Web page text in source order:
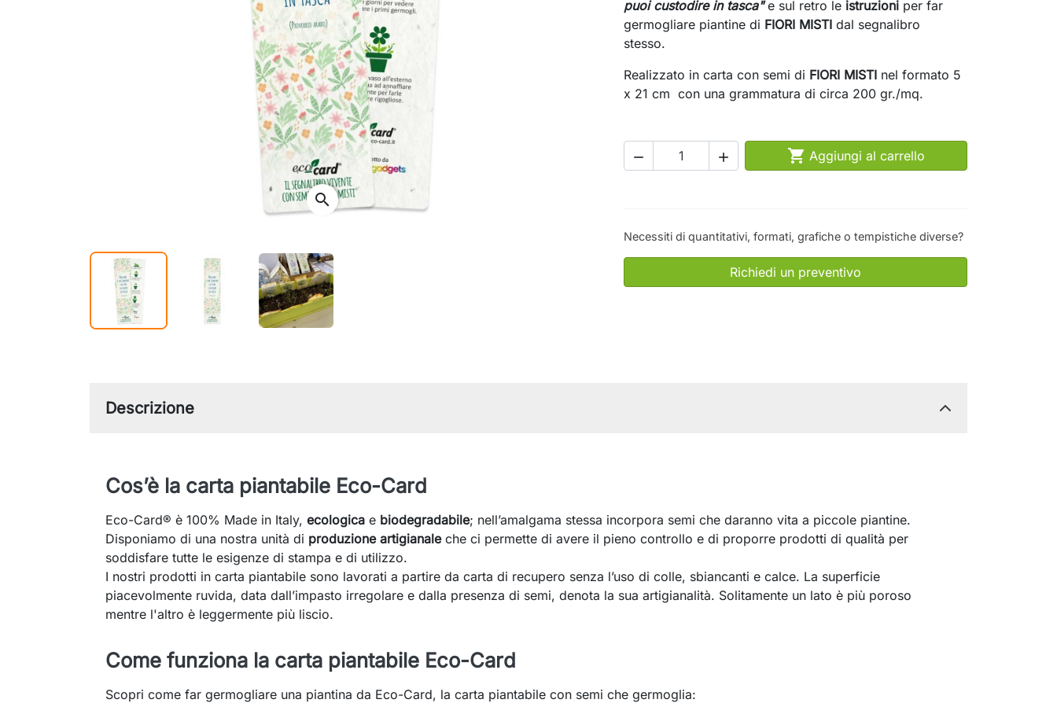
puoi custodire in tasca"e sul retro le istruzioni per far
germogliare piantine di FIORI MISTI dal segnalibro
stesso.
Realizzato in carta con semi di FIORI MISTI nel formato 5
x 21 cm con una grammatura di circa 200 gr./mq.
   Aggiungi al carrello
Necessiti di quantitativi, formati, grafiche o tempistiche diverse?
Richiedi un preventivo
Descrizione
Cos’è la carta piantabile Eco-Card
Eco-Card® è 100% Made in Italy, ecologica e biodegradabile; nell’amalgama stessa incorpora semi che daranno vita a piccole piantine.
Disponiamo di una nostra unità di produzione artigianaleche ci permette di avere il pieno controllo e di proporre prodotti di qualità per
soddisfare tutte le esigenze di stampa e di utilizzo.
I nostri prodotti in carta piantabile sono lavorati a partire da carta di recupero senza l’uso di colle, sbiancanti e calce. La superficie
piacevolmente ruvida, data dall’impasto irregolare e dalla presenza di semi, denota la sua artigianalità. Solitamente un lato è più poroso
mentre l'altro è leggermente più liscio.
Come funziona la carta piantabile Eco-Card
Scopri come far germogliare una piantina da Eco-Card, la carta piantabile con semi che germoglia: